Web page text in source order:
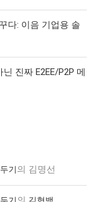
다: 이음 기업용 솔
진짜 E2EE/P2P 메
기의 김명선
기 김형백